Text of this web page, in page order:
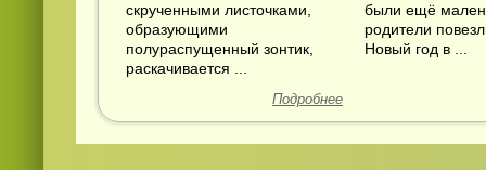
скрученными листочками,
образующими
полураспущенный зонтик,
раскачивается ...
Подробнее
были ещё
родители
Новый год в ...